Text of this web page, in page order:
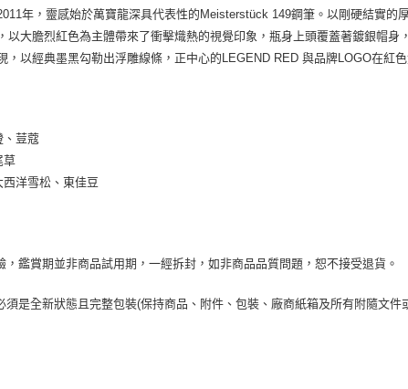
年，靈感始於萬寶龍深具代表性的Meisterstück 149鋼筆。以剛硬結實的
以大膽烈紅色為主體帶來了衝擊熾熱的視覺印象，瓶身上頭覆蓋著鍍銀帽身
，以經典墨黑勾勒出浮雕線條，正中心的LEGEND RED 與品牌LOGO在紅
、荳蔻
草
洋雪松、東佳豆
，鑑賞期並非商品試用期，一經拆封，如非商品品質問題，恕不接受退貨。
須是全新狀態且完整包裝(保持商品、附件、包裝、廠商紙箱及所有附隨文件